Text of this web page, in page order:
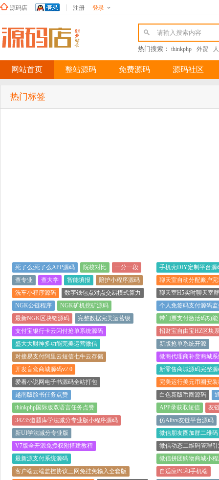
源码店 注册 登录
热门搜索： thinkphp 外贸
网站首页 整站源码 免费源码 源码社区
热门标签
死了么;死了么APP源码 院校对比
一分一段
查专业
查大学 智能填报
陪护小程序源码
洗车小程序源码
数字钱包点对点交易模式算力
NGK公链程序
NGK矿机挖矿源码
最新NGK区块链源码
完整数据完美运营级
支付宝银行卡云闪付抢单系统源码
盛大大财神多功能完美运营微信
对接易支付阿里云短信七牛云存储
开发盲盒商城源码v2.0
爱看小说网电子书源码全站打包
越南版脸书任务点赞
thinkphp国际版双语言任务点赞
34235道题库学法减分专业版小程序源码
新UI学法减分专业版
V7版全开源免授权附搭建教程
最新源支付系统源码
客户端云端监控协议三网免挂免输入全套版
手机壳DIY定制平台源
聊天室自动分配账户
聊天室H5实时聊天室
个人免签码支付源码监
带门票支付激活码功能
招财宝自由宝HZ区块
新版抢单系统开源
微商代理商补货商城
新零售商城源码完整
完美运行美元币圈安
白色新版币圈源码
APP录获取短信
友
仿Alivv友链平台源码
微信朋友圈加群二维码
微信动态二维码管理
微信拼团购物商城小
自适应PC和手机端